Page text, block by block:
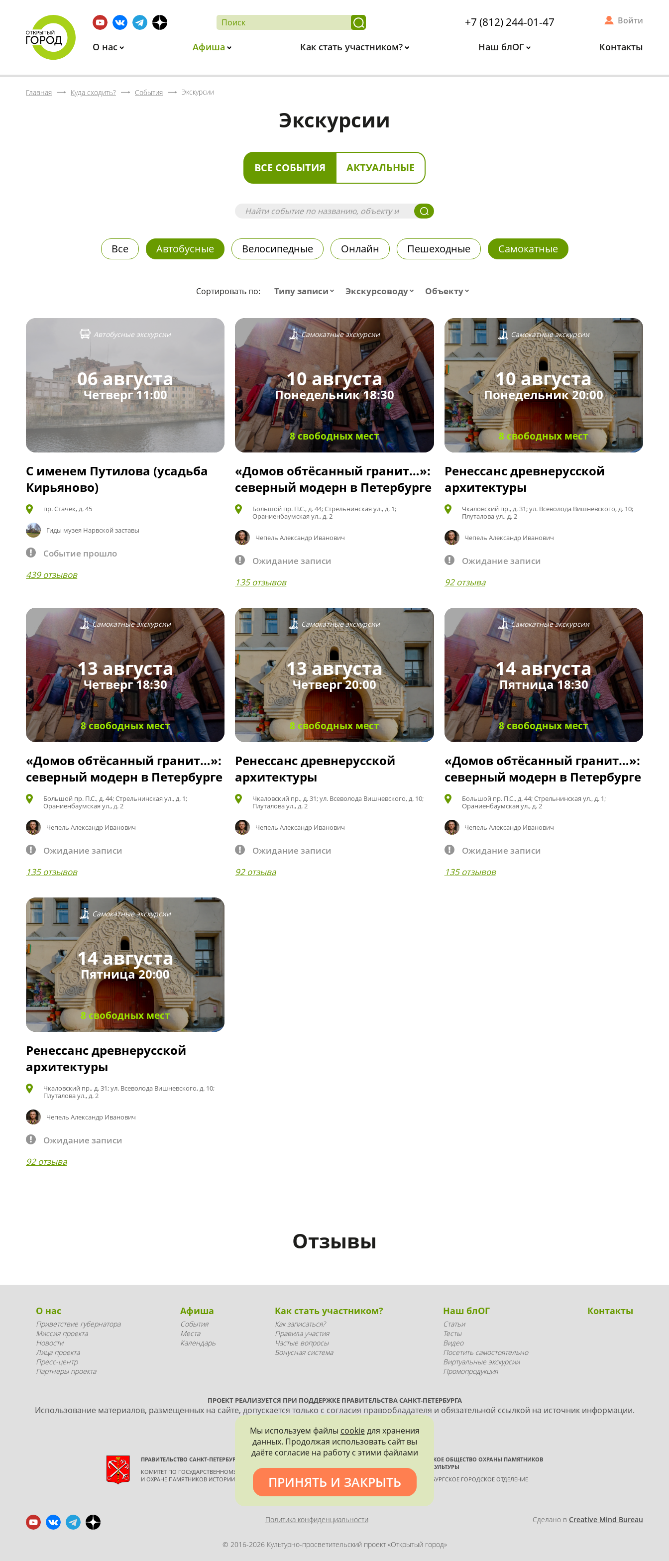
+7 (812) 244-01-47 Войти
О нас Афиша Как стать участником? Наш блОГ Контакты
Главная Куда сходить? События Экскурсии
Экскурсии
ВСЕ СОБЫТИЯ АКТУАЛЬНЫЕ
Все Автобусные Велосипедные Онлайн Пешеходные Самокатные
Сортировать по: Типу записи Экскурсоводу Объекту
Автобусные экскурсии
06 августа
Четверг 11:00
С именем Путилова (усадьба
Кирьяново)
пр. Стачек, д. 45
Гиды музея Нарвской заставы
Событие прошло
439 отзывов
Самокатные экскурсии
10 августа
Понедельник 18:30
8 свободных мест
«Домов обтёсанный гранит…»:
северный модерн в Петербурге
Большой пр. П.С., д. 44; Стрельнинская ул., д. 1;
Ораниенбаумская ул., д. 2
Чепель Александр Иванович
Ожидание записи
135 отзывов
Самокатные экскурсии
10 августа
Понедельник 20:00
8 свободных мест
Ренессанс древнерусской
архитектуры
Чкаловский пр., д. 31; ул. Всеволода Вишневского, д. 10;
Плуталова ул., д. 2
Чепель Александр Иванович
Ожидание записи
92 отзыва
Самокатные экскурсии
13 августа
Четверг 18:30
8 свободных мест
«Домов обтёсанный гранит…»:
северный модерн в Петербурге
Большой пр. П.С., д. 44; Стрельнинская ул., д. 1;
Ораниенбаумская ул., д. 2
Чепель Александр Иванович
Ожидание записи
135 отзывов
Самокатные экскурсии
13 августа
Четверг 20:00
8 свободных мест
Ренессанс древнерусской
архитектуры
Чкаловский пр., д. 31; ул. Всеволода Вишневского, д. 10;
Плуталова ул., д. 2
Чепель Александр Иванович
Ожидание записи
92 отзыва
Самокатные экскурсии
14 августа
Пятница 18:30
8 свободных мест
«Домов обтёсанный гранит…»:
северный модерн в Петербурге
Большой пр. П.С., д. 44; Стрельнинская ул., д. 1;
Ораниенбаумская ул., д. 2
Чепель Александр Иванович
Ожидание записи
135 отзывов
Самокатные экскурсии
14 августа
Пятница 20:00
8 свободных мест
Ренессанс древнерусской
архитектуры
Чкаловский пр., д. 31; ул. Всеволода Вишневского, д. 10;
Плуталова ул., д. 2
Чепель Александр Иванович
Ожидание записи
92 отзыва
Отзывы
О нас
Приветствие губернатора
Миссия проекта
Новости
Лица проекта
Пресс-центр
Партнеры проекта
Афиша
События
Места
Календарь
Как стать участником?
Как записаться?
Правила участия
Частые вопросы
Бонусная система
Наш блОГ
Статьи
Тесты
Видео
Посетить самостоятельно
Виртуальные экскурсии
Промопродукция
Контакты
ПРОЕКТ РЕАЛИЗУЕТСЯ ПРИ ПОДДЕРЖКЕ ПРАВИТЕЛЬСТВА САНКТ-ПЕТЕРБУРГА
Использование материалов, размещенных на сайте, допускается только с согласия правообладателя и обязательной ссылкой на источник информации.
ПРАВИТЕЛЬСТВО САНКТ-ПЕТЕРБУРГА
КОМИТЕТ ПО ГОСУДАРСТВЕННОМУ КОНТРОЛЮ, ИСПОЛЬЗОВАНИЮ
И ОХРАНЕ ПАМЯТНИКОВ ИСТОРИИ И КУЛЬТУРЫ
ВСЕРОССИЙСКОЕ ОБЩЕСТВО ОХРАНЫ ПАМЯТНИКОВ
ИСТОРИИ И КУЛЬТУРЫ
САНКТ-ПЕТЕРБУРГСКОЕ ГОРОДСКОЕ ОТДЕЛЕНИЕ
Политика конфиденциальности Сделано в Creative Mind Bureau
© 2016-2026 Культурно-просветительский проект «Открытый город»
Мы используем файлы cookieдля хранения
данных. Продолжая использовать сайт вы
даёте согласие на работу с этими файлами
ПРИНЯТЬ И ЗАКРЫТЬ